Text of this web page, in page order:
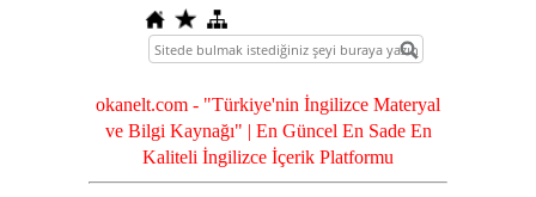
okanelt.com - "Türkiye'nin İngilizce Materyal
ve Bilgi Kaynağı" | En Güncel En Sade En
Kaliteli İngilizce İçerik Platformu